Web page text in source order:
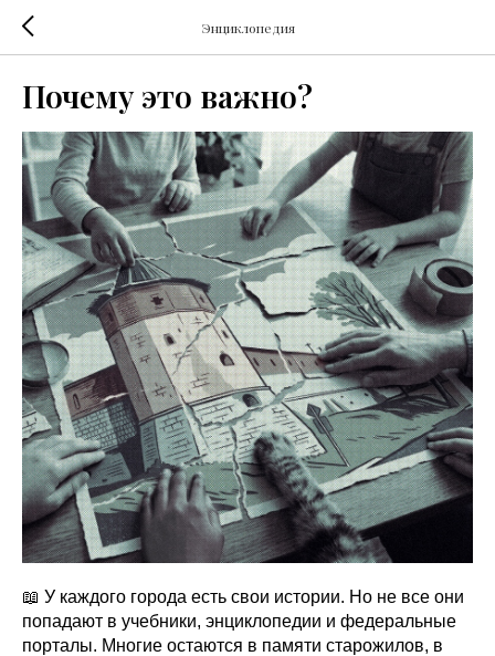
Энциклопедия
Почему это важно?
📖 У каждого города есть свои истории. Но не все они
попадают в учебники, энциклопедии и федеральные
порталы. Многие остаются в памяти старожилов, в